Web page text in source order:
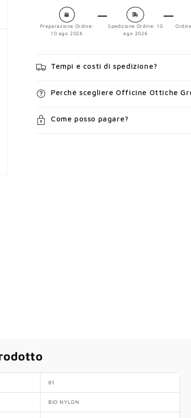
Preparazione Ordine:
10 ago 2026
Spedizione Ordine: 10
ago 2026
Tempi e costi di spedizione?
Perché scegliere Officine Ottiche
Come posso pagare?
61
BIO NYLON